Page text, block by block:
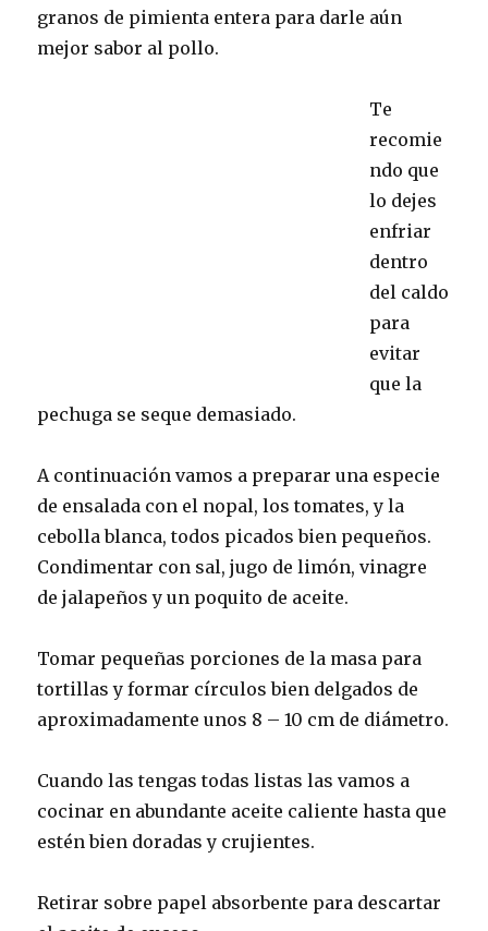
granos de pimienta entera para darle aún
mejor sabor al pollo.
Te
recomie
ndo que
lo dejes
enfriar
dentro
del caldo
para
evitar
que la
pechuga se seque demasiado.
A continuación vamos a preparar una especie
de ensalada con el nopal, los tomates, y la
cebolla blanca, todos picados bien pequeños.
Condimentar con sal, jugo de limón, vinagre
de jalapeños y un poquito de aceite.
Tomar pequeñas porciones de la masa para
tortillas y formar círculos bien delgados de
aproximadamente unos 8 – 10 cm de diámetro.
Cuando las tengas todas listas las vamos a
cocinar en abundante aceite caliente hasta que
estén bien doradas y crujientes.
Retirar sobre papel absorbente para descartar